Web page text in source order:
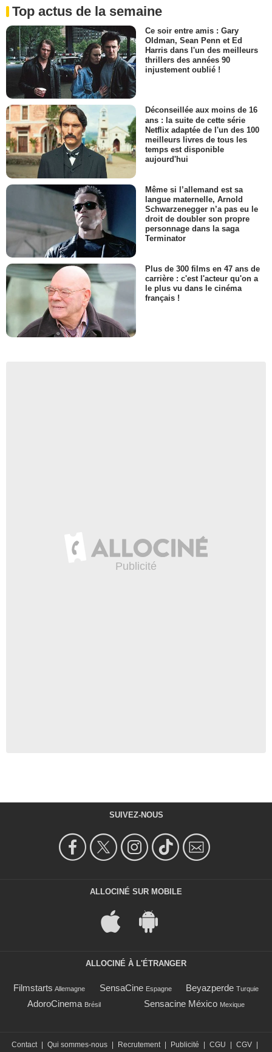
Top actus de la semaine
Ce soir entre amis : Gary
Oldman, Sean Penn et Ed
Harris dans l'un des meilleurs
thrillers des années 90
injustement oublié !
Déconseillée aux moins de 16
ans : la suite de cette série
Netflix adaptée de l'un des 100
meilleurs livres de tous les
temps est disponible
aujourd'hui
Même si l’allemand est sa
langue maternelle, Arnold
Schwarzenegger n’a pas eu le
droit de doubler son propre
personnage dans la saga
Terminator
Plus de 300 films en 47 ans de
carrière : c'est l'acteur qu'on a
le plus vu dans le cinéma
français !
SUIVEZ-NOUS
ALLOCINÉ SUR MOBILE
ALLOCINÉ À L'ÉTRANGER
Filmstarts Allemagne SensaCine Espagne Beyazperde Turquie
AdoroCinema Brésil Sensacine México Mexique
Contact | Qui sommes-nous | Recrutement | Publicité | CGU | CGV |